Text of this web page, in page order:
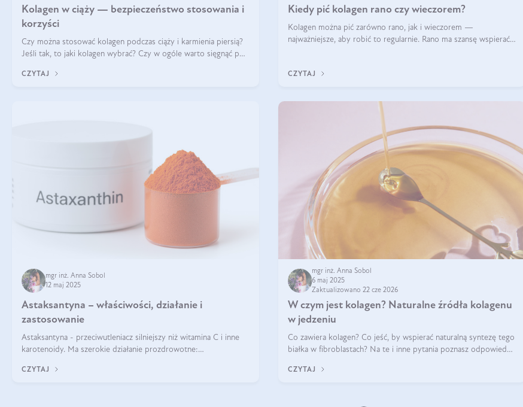
Kolagen w ciąży — bezpieczeństwo stosowania i
korzyści
Czy można stosować kolagen podczas ciąży i karmienia piersią?
Jeśli tak, to jaki kolagen wybrać? Czy w ogóle warto sięgnąć po
CZYTAJ
Kiedy pić kolagen rano czy wieczorem?
Kolagen można pić zarówno rano, jak i wieczorem —
najważniejsze, aby robić to regularnie. Rano ma szansę wspierać
CZYTAJ
mgr inż. Anna Sobol
12 maj 2025
Astaksantyna – właściwości, działanie i
zastosowanie
Astaksantyna - przeciwutleniacz silniejszy niż witamina C i inne
karotenoidy. Ma szerokie działanie prozdrowotne:
CZYTAJ
mgr inż. Anna Sobol
6 maj 2025
Zaktualizowano 22 cze 2026
W czym jest kolagen? Naturalne źródła kolagenu
w jedzeniu
Co zawiera kolagen? Co jeść, by wspierać naturalną syntezę tego
białka w fibroblastach? Na te i inne pytania poznasz odpowiedź
CZYTAJ